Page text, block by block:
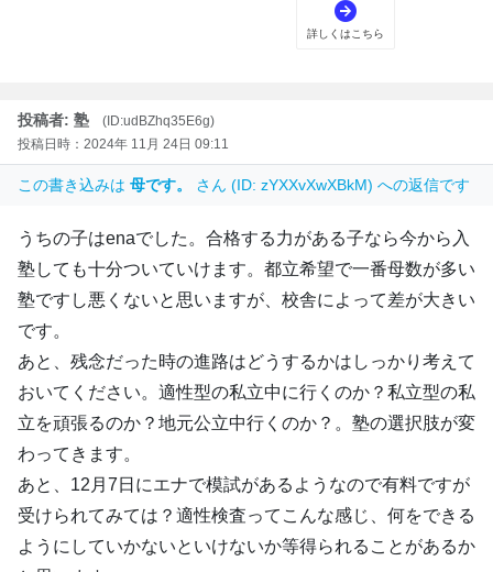
投稿者: 塾
(ID:udBZhq35E6g)
投稿日時：2024年 11月 24日 09:11
この書き込みは 母です。 さん (ID: zYXXvXwXBkM) への返信です
うちの子はenaでした。合格する力がある子なら今から入
塾しても十分ついていけます。都立希望で一番母数が多い
塾ですし悪くないと思いますが、校舎によって差が大きい
です。
あと、残念だった時の進路はどうするかはしっかり考えて
おいてください。適性型の私立中に行くのか？私立型の私
立を頑張るのか？地元公立中行くのか？。塾の選択肢が変
わってきます。
あと、12月7日にエナで模試があるようなので有料ですが
受けられてみては？適性検査ってこんな感じ、何をできる
ようにしていかないといけないか等得られることがあるか